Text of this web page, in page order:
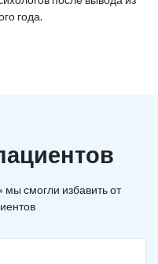
года.
мы смогли избавить от